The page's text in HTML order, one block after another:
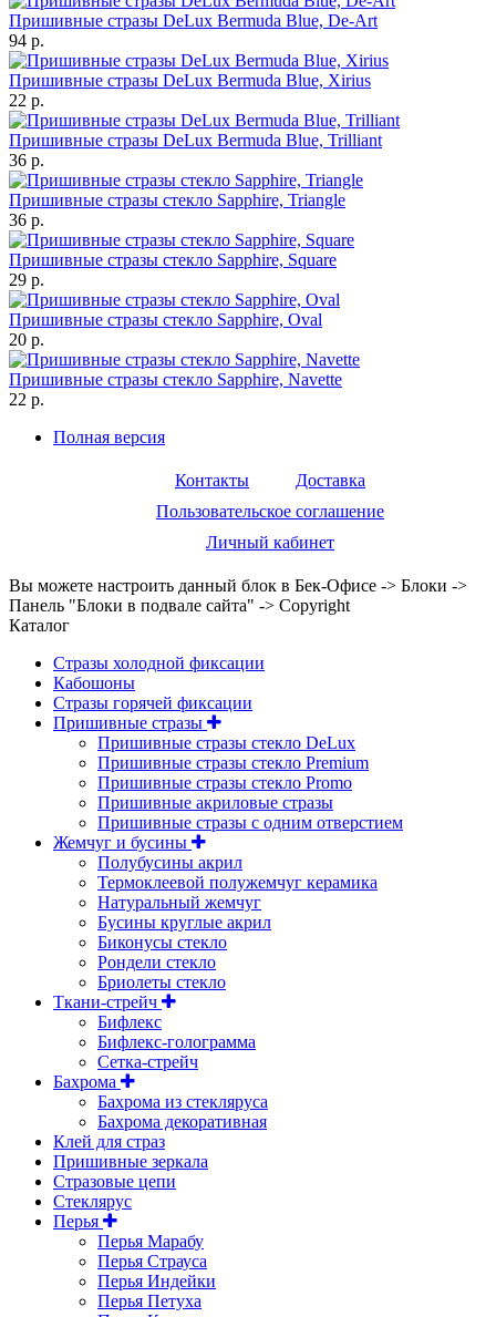
Пришивные стразы DeLux Bermuda Blue, De-Art
94 р.
Пришивные стразы DeLux Bermuda Blue, Xirius
22 р.
Пришивные стразы DeLux Bermuda Blue, Trilliant
36 р.
Пришивные стразы стекло Sapphire, Triangle
36 р.
Пришивные стразы стекло Sapphire, Square
29 р.
Пришивные стразы стекло Sapphire, Oval
20 р.
Пришивные стразы стекло Sapphire, Navette
22 р.
Полная версия
Контакты
Доставка
Пользовательское соглашение
Личный кабинет
Вы можете настроить данный блок в Бек-Офисе -> Блоки ->
Панель "Блоки в подвале сайта" -> Copyright
Каталог
Стразы холодной фиксации
Кабошоны
Стразы горячей фиксации
Пришивные стразы
Пришивные стразы стекло DeLux
Пришивные стразы стекло Premium
Пришивные стразы стекло Promo
Пришивные акриловые стразы
Пришивные стразы с одним отверстием
Жемчуг и бусины
Полубусины акрил
Термоклеевой полужемчуг керамика
Натуральный жемчуг
Бусины круглые акрил
Биконусы стекло
Рондели стекло
Бриолеты стекло
Ткани-стрейч
Бифлекс
Бифлекс-голограмма
Сетка-стрейч
Бахрома
Бахрома из стекляруса
Бахрома декоративная
Клей для страз
Пришивные зеркала
Cтразовые цепи
Стеклярус
Перья
Перья Марабу
Перья Страуса
Перья Индейки
Перья Петуха